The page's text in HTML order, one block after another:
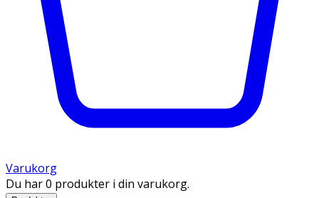
Varukorg
Du har 0 produkter i din varukorg.